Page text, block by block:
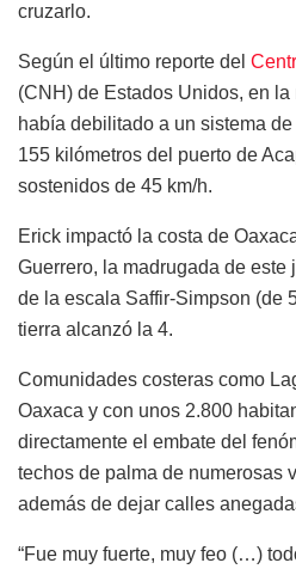
cruzarlo.
Según el último reporte del
(CNH) de Estados Unidos, en
había debilitado a un sistema
155 kilómetros del puerto de
sostenidos de 45 km/h.
Erick impactó la costa de
Guerrero, la madrugada de este
de la escala Saffir-Simpson (de
tierra alcanzó la 4.
Comunidades costeras como
Oaxaca y con unos 2.800
directamente el embate del
techos de palma de numerosas
además de dejar calles
“Fue muy fuerte, muy feo (…)